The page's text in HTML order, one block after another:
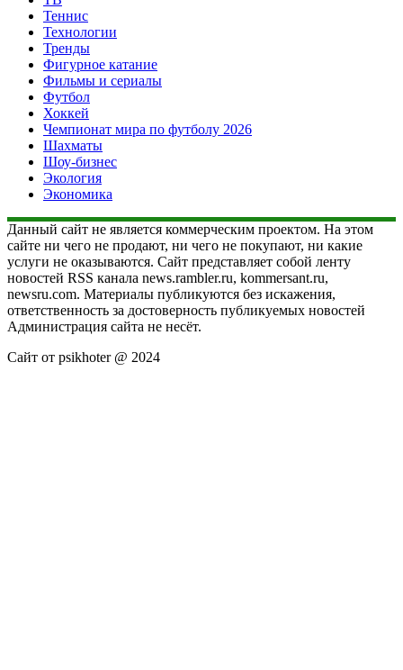
Теннис
Технологии
Тренды
Фигурное катание
Фильмы и сериалы
Футбол
Хоккей
Чемпионат мира по футболу 2026
Шахматы
Шоу-бизнес
Экология
Экономика
Данный сайт не является коммерческим проектом. На этом
сайте ни чего не продают, ни чего не покупают, ни какие
услуги не оказываются. Сайт представляет собой ленту
новостей RSS канала news.rambler.ru, kommersant.ru,
newsru.com. Материалы публикуются без искажения,
ответственность за достоверность публикуемых новостей
Администрация сайта не несёт.
Сайт от psikhoter @ 2024